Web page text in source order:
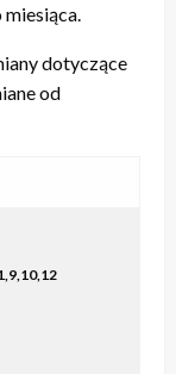
dotyczące
od